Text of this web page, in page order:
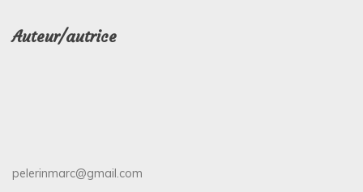
Auteur/autrice
pelerinmarc@gmail.com